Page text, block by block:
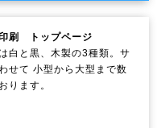
刷 トップページ
白と黒、木製の3種類。サ
せて 小型から大型まで数
ります。